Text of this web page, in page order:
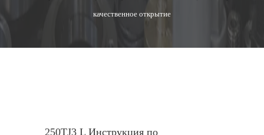
качественное открытие
250TJ3 L Инструкция по